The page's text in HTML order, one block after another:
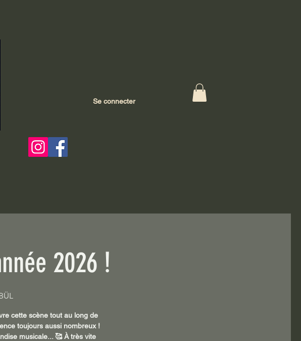
Se connecter
2026 !
cette scène tout au long de
toujours aussi nombreux !
musicale... 🥰 À très vite